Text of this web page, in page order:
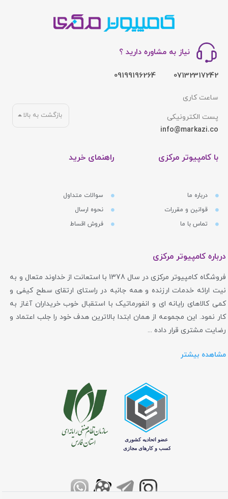
نیاز به مشاوره دارید ؟
07132317242
09199196264
ساعت کاری
پست الکترونیکی
info@markazi.co
با کامپیوتر مرکزی
درباره ما
قوانین و مقررات
تماس با ما
راهنمای خرید
سوالات متداول
نحوه ارسال
فروش اقساط
بازگشت به بالا
درباره کامپیوتر مرکزی
فروشگاه کامپیوتر مرکزی در سال 1378 با استعانت از خداوند متعال و به
نیت ارائه خدمات ارزنده و همه جانبه در راستای ارتقای سطح کیفی و
کمی کالاهای رایانه ای و انفورماتیک با استقبال خوب خریداران آغاز به
کار نمود. این مجموعه از همان ابتدا بالاترین هدف خود را جلب اعتماد و
رضایت مشتری قرار داده ...
مشاهده بیشتر